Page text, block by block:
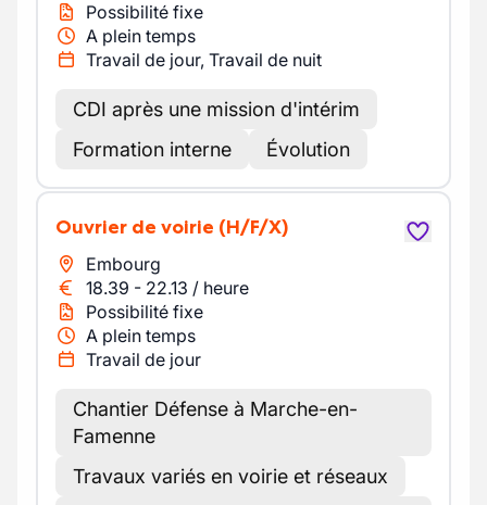
Possibilité fixe
A plein temps
Travail de jour, Travail de nuit
CDI après une mission d'intérim
Formation interne
Évolution
Ouvrier de voirie (H/F/X)
Embourg
18.39 - 22.13 / heure
Possibilité fixe
A plein temps
Travail de jour
Chantier Défense à Marche-en-
Famenne
Travaux variés en voirie et réseaux